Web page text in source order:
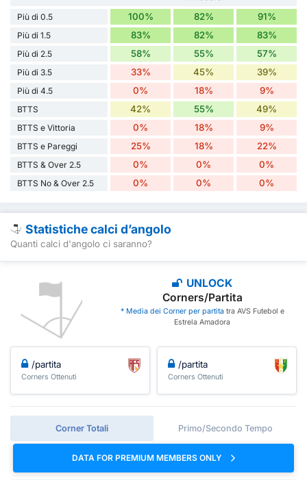
Più di 0.5 100% 82% 91%
Più di 1.5 83% 82% 83%
Più di 2.5 58% 55% 57%
Più di 3.5 33% 45% 39%
Più di 4.5 0% 18% 9%
BTTS 42% 55% 49%
BTTS e Vittoria 0% 18% 9%
BTTS e Pareggi 25% 18% 22%
BTTS & Over 2.5 0% 0% 0%
BTTS No & Over 2.5 0% 0% 0%
Statistiche calci d’angolo
Quanti calci d'angolo ci saranno?
UNLOCK
Corners/Partita
* Media dei Corner per partitatra AVS Futebol e
Estrela Amadora
/partita
Corners Ottenuti
/partita
Corners Ottenuti
Corner Totali Primo/Secondo Tempo
DATA FOR PREMIUM MEMBERS ONLY